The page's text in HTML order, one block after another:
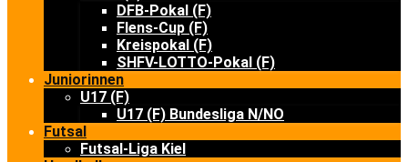
DFB-Pokal (F)
Flens-Cup (F)
Kreispokal (F)
SHFV-LOTTO-Pokal (F)
Juniorinnen
U17 (F)
U17 (F) Bundesliga N/NO
Futsal
Futsal-Liga Kiel